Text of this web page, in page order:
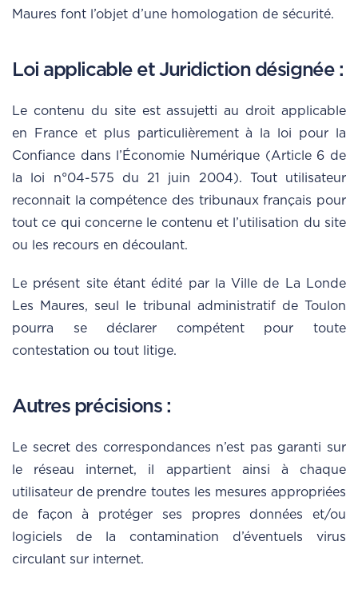
Maures font l’objet d’une homologation de sécurité.
Loi applicable et Juridiction désignée :
Le contenu du site est assujetti au droit applicable
en France et plus particulièrement à la loi pour la
Confiance dans l’Économie Numérique (Article 6 de
la loi n°04-575 du 21 juin 2004). Tout utilisateur
reconnait la compétence des tribunaux français pour
tout ce qui concerne le contenu et l’utilisation du site
ou les recours en découlant.
Le présent site étant édité par la Ville de La Londe
Les Maures, seul le tribunal administratif de Toulon
pourra se déclarer compétent pour toute
contestation ou tout litige.
Autres précisions :
Le secret des correspondances n’est pas garanti sur
le réseau internet, il appartient ainsi à chaque
utilisateur de prendre toutes les mesures appropriées
de façon à protéger ses propres données et/ou
logiciels de la contamination d’éventuels virus
circulant sur internet.